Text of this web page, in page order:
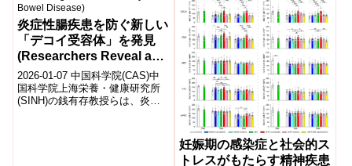
炎症性腸疾患を防ぐ新しい
「デコイ受容体」を発見
(Researchers Reveal a
Novel Natural “Decoy
Receptor” That Protects
Against Inflammatory
2026-01-07 中国科学院(CAS)中
国科学院上海栄養・健康研究所
(SINH)の銭有存教授らは、炎症
妊娠期の感染症と社会的ス
トレスがもたらす精神疾患